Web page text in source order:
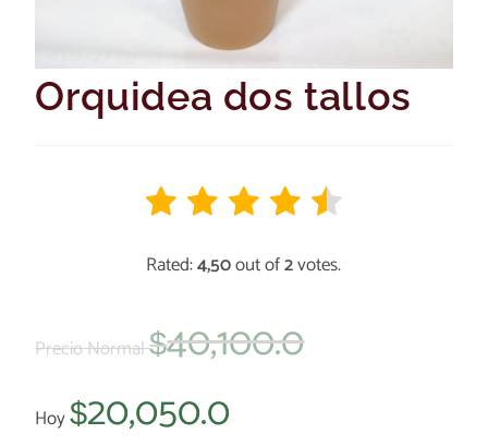
Orquidea dos tallos
Rated:4,50out of2votes.
Precio Normal$40,100.0
Hoy$20,050.0